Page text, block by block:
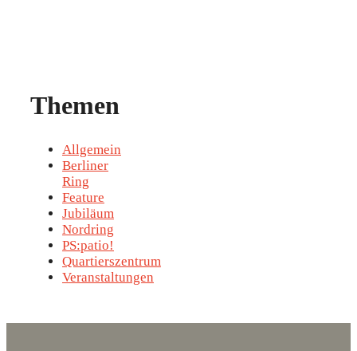
Themen
Allgemein
Berliner
Ring
Feature
Jubiläum
Nordring
PS:patio!
Quartierszentrum
Veranstaltungen